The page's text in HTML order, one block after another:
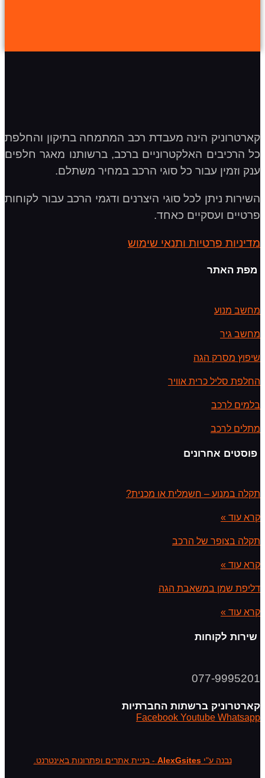
קארטרוניק הינה מעבדת רכב המתמחה בתיקון והחלפת
כל הרכיבים האלקטרוניים ברכב, ברשותנו מאגר חלפים
ענק וזמין עבור כל סוגי הרכב במחיר משתלם.
השירות ניתן לכל סוגי היצרנים ודגמי הרכב עבור לקוחות
פרטיים ועסקיים כאחד.
מדיניות פרטיות ותנאי שימוש
מפת האתר
מחשב מנוע
מחשב גיר
שיפוץ מסרק הגה
החלפת סליל כרית אוויר
בלמים לרכב
מתלים לרכב
פוסטים אחרונים
תקלה במנוע – חשמלית או מכנית?
קרא עוד »
תקלה בצופר של הרכב
קרא עוד »
דליפת שמן במשאבת הגה
קרא עוד »
שירות לקוחות
077-9995201
קארטרוניק ברשתות החברתיות
Facebook Youtube Whatsapp
נבנה ע"יAlexGsites - בניית אתרים ופתרונות באינטרנט.